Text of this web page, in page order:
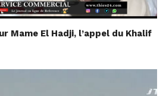
Mame El Hadji, l’appel du Khalif